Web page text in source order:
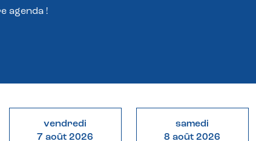
agenda !
vendredi
7 août 2026
samedi
8 août 2026